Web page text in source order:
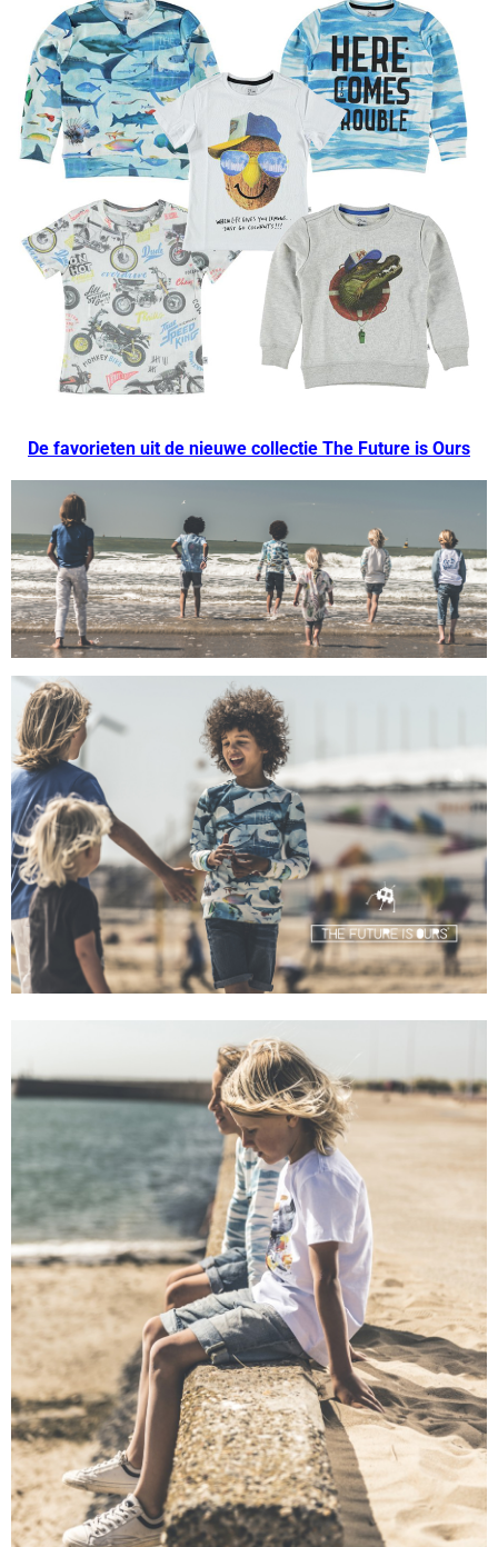
De favorieten uit de nieuwe collectie The Future is Ours